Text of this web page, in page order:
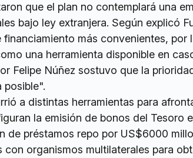
que el plan no contemplará una
bajo ley extranjera. Según explicó
más convenientes, por
una herramienta disponible en
Felipe Núñez sostuvo que la
posible".
a distintas herramientas para
la emisión de bonos del Tesoro
de préstamos repo por US$6000
organismos multilaterales para